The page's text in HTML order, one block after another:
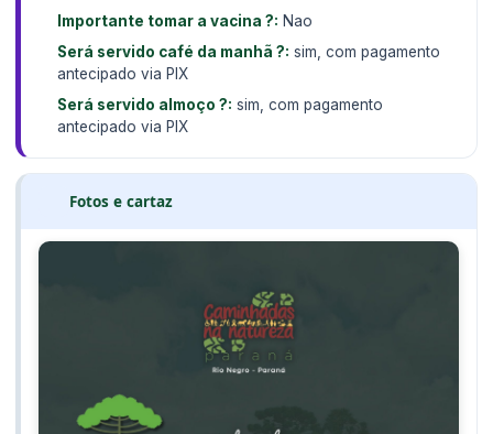
Importante tomar a vacina ?: Nao
Será servido café da manhã ?: sim, com pagamento
antecipado via PIX
Será servido almoço ?: sim, com pagamento
antecipado via PIX
Fotos e cartaz